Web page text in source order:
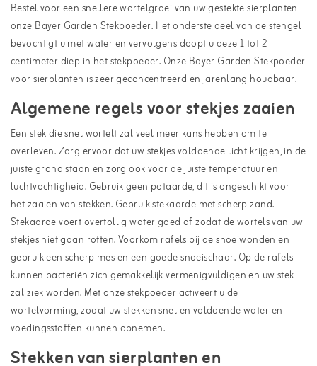
Bestel voor een snellere wortelgroei van uw gestekte sierplanten
onze Bayer Garden Stekpoeder. Het onderste deel van de stengel
bevochtigt u met water en vervolgens doopt u deze 1 tot 2
centimeter diep in het stekpoeder. Onze Bayer Garden Stekpoeder
voor sierplanten is zeer geconcentreerd en jarenlang houdbaar.
Algemene regels voor stekjes zaaien
Een stek die snel wortelt zal veel meer kans hebben om te
overleven. Zorg ervoor dat uw stekjes voldoende licht krijgen, in de
juiste grond staan en zorg ook voor de juiste temperatuur en
luchtvochtigheid. Gebruik geen potaarde, dit is ongeschikt voor
het zaaien van stekken. Gebruik stekaarde met scherp zand.
Stekaarde voert overtollig water goed af zodat de wortels van uw
stekjes niet gaan rotten. Voorkom rafels bij de snoeiwonden en
gebruik een scherp mes en een goede snoeischaar. Op de rafels
kunnen bacteriën zich gemakkelijk vermenigvuldigen en uw stek
zal ziek worden. Met onze stekpoeder activeert u de
wortelvorming, zodat uw stekken snel en voldoende water en
voedingsstoffen kunnen opnemen.
Stekken van sierplanten en